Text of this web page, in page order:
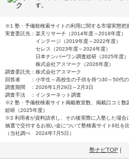
す。
※1 塾・予備校検索サイトの利用に関する市場実態把
実査委託先：楽天リサーチ（2014年度～2018年度）
インテージ（2019年度～2022年度）
セレス（2023年度～2024年度）
日本ナンバーワン調査総研（2025年度）
株式会社アスマーク（2026年度）
調査委託先：株式会社アスマーク
回答者 ：小学生～高校生の子供を持つ30～50代
調査期間 ：2026年1月29日～2月3日
調査手法 ：インターネット調査
※2 塾・予備校検索サイト掲載教室数、掲載口コミ数
総研（2025年度）
※3 利用者が資料請求し、その後実際に入塾した場合
抽選で交付するお祝い金について塾検索サイト6社を
（当社調べ 2024年7月5日）
塾ナビTOP｜